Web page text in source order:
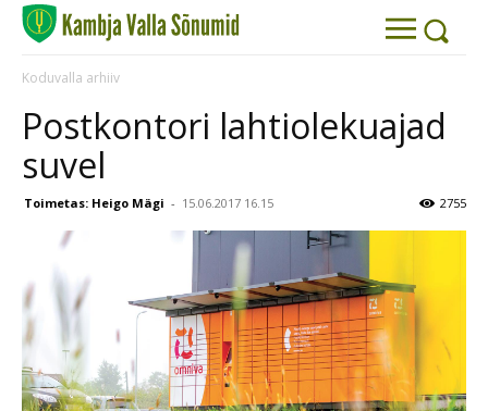
Koduvalla arhiiv
Postkontori lahtiolekuajad
suvel
Toimetas: Heigo Mägi - 15.06.2017 16.15 2755